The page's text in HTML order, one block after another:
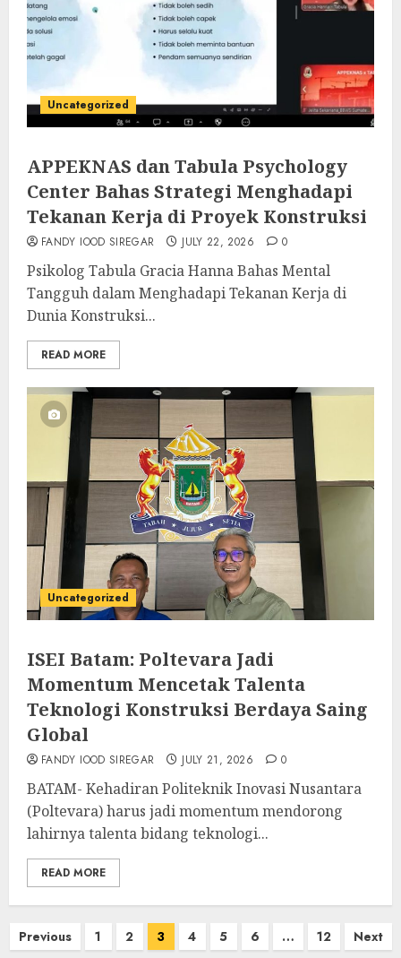
Uncategorized
APPEKNAS dan Tabula Psychology
Center Bahas Strategi Menghadapi
Tekanan Kerja di Proyek Konstruksi
FANDY IOOD SIREGAR JULY 22, 2026 0
Psikolog Tabula Gracia Hanna Bahas Mental
Tangguh dalam Menghadapi Tekanan Kerja di
Dunia Konstruksi...
READ MORE
Uncategorized
ISEI Batam: Poltevara Jadi
Momentum Mencetak Talenta
Teknologi Konstruksi Berdaya Saing
Global
FANDY IOOD SIREGAR JULY 21, 2026 0
BATAM- Kehadiran Politeknik Inovasi Nusantara
(Poltevara) harus jadi momentum mendorong
lahirnya talenta bidang teknologi...
READ MORE
Posts
Previous 1 2 3 4 5 6 … 12 Next